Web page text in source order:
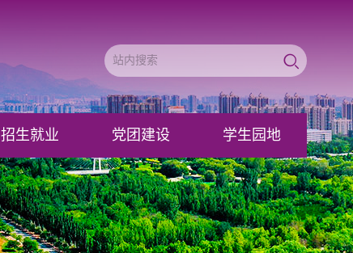
招生就业 党团建设 学生园地